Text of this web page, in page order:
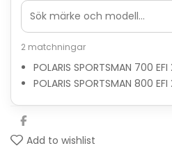
2 matchningar
POLARIS SPORTSMAN 700
POLARIS SPORTSMAN 800
Add to wishlist